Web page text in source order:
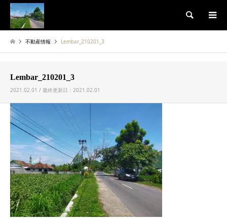
検索
不動産情報 Lembar_210201_3
Lembar_210201_3
2021.02.01 / 最終更新日：2021.02.01